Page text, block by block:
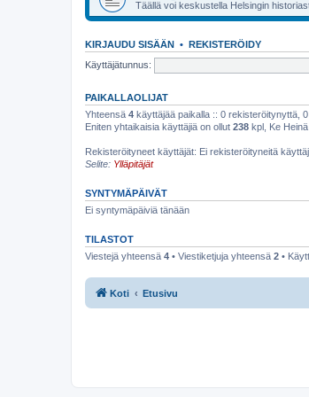
Täällä voi keskustella Helsingin
KIRJAUDU SISÄÄN • REKISTERÖIDY
Käyttäjätunnus:
PAIKALLAOLIJAT
Yhteensä 4 käyttäjää paikalla :: 0 rekisteröitynyttä,
Eniten yhtaikaisia käyttäjiä on ollut 238 kpl, Ke
Rekisteröityneet käyttäjät: Ei rekisteröityneitä
Selite: Ylläpitäjät
SYNTYMÄPÄIVÄT
Ei syntymäpäiviä tänään
TILASTOT
Viestejä yhteensä 4 • Viestiketjuja yhteensä 2 •
Koti Etusivu